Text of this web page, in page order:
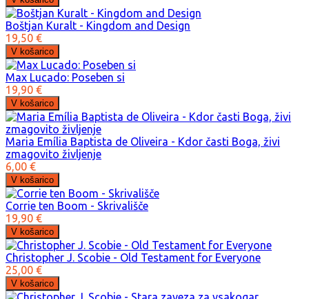
Boštjan Kuralt - Kingdom and Design
19,50 €
Max Lucado: Poseben si
19,90 €
Maria Emília Baptista de Oliveira - Kdor časti Boga, živi
zmagovito življenje
6,00 €
Corrie ten Boom - Skrivališče
19,90 €
Christopher J. Scobie - Old Testament for Everyone
25,00 €